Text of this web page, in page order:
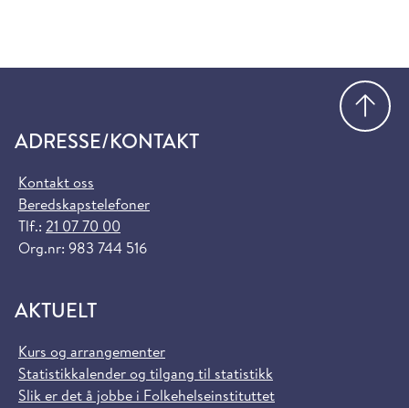
ADRESSE/KONTAKT
Kontakt oss
Beredskapstelefoner
Tlf.: 21 07 70 00
Org.nr: 983 744 516
AKTUELT
Kurs og arrangementer
Statistikkalender og tilgang til statistikk
Slik er det å jobbe i Folkehelseinstituttet